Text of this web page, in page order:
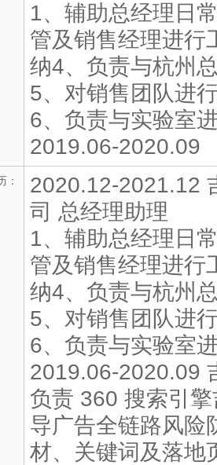
1、辅助总经理日
管及销售经理进行
纳4、负责与杭州
5、对销售团队进
6、负责与实验室
2019.06-2020.09
：
2020.12-2021.12
司 总经理助理
1、辅助总经理日
管及销售经理进行
纳4、负责与杭州
5、对销售团队进
6、负责与实验室
2019.06-2020.09
负责 360 搜索引
导广告全链路风险
材、关键词及落地